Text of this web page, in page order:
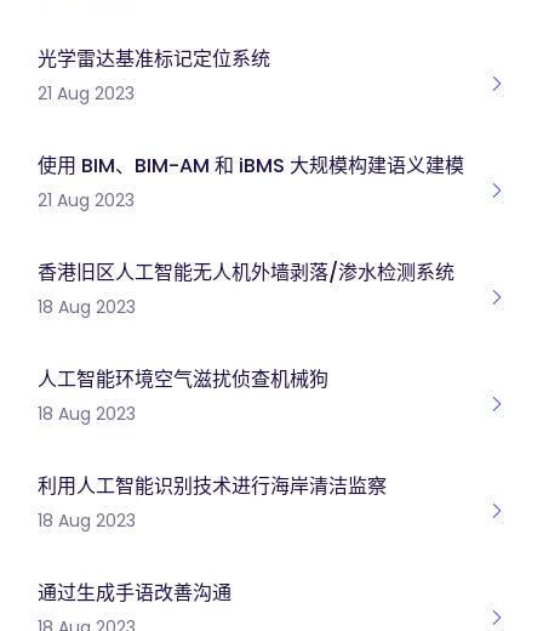
光学雷达基准标记定位系统
21 Aug 2023
使用 BIM、BIM-AM 和 iBMS 大规模构建语义建模
21 Aug 2023
香港旧区人工智能无人机外墙剥落/渗水检测系统
18 Aug 2023
人工智能环境空气滋扰侦查机械狗
18 Aug 2023
利用人工智能识别技术进行海岸清洁监察
18 Aug 2023
通过生成手语改善沟通